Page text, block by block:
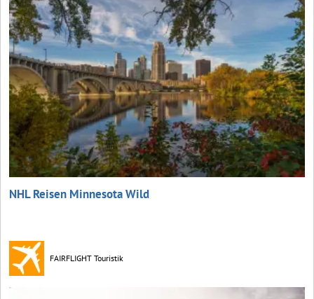
NHL Reisen Minnesota Wild
FAIRFLIGHT Touristik